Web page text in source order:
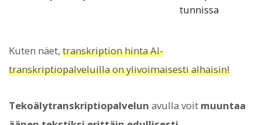
tunnissa
Kuten näet, transkription hinta AI-
transkriptiopalveluilla on ylivoimaisesti alhaisin!
Tekoälytranskriptiopalvelun avulla voit muuntaa